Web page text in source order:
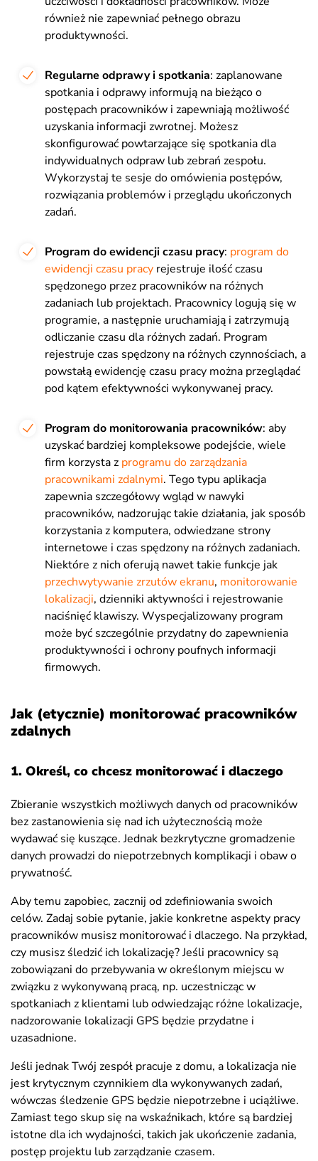
również nie zapewniać pełnego obrazu
produktywności.
Regularne odprawy i spotkania: zaplanowane
spotkania i odprawy informują na bieżąco o
postępach pracowników i zapewniają możliwość
uzyskania informacji zwrotnej. Możesz
skonfigurować powtarzające się spotkania dla
indywidualnych odpraw lub zebrań zespołu.
Wykorzystaj te sesje do omówienia postępów,
rozwiązania problemów i przeglądu ukończonych
zadań.
Program do ewidencji czasu pracy: program do
ewidencji czasu pracy rejestruje ilość czasu
spędzonego przez pracowników na różnych
zadaniach lub projektach. Pracownicy logują się w
programie, a następnie uruchamiają i zatrzymują
odliczanie czasu dla różnych zadań. Program
rejestruje czas spędzony na różnych czynnościach, a
powstałą ewidencję czasu pracy można przeglądać
pod kątem efektywności wykonywanej pracy.
Program do monitorowania pracowników: aby
uzyskać bardziej kompleksowe podejście, wiele
firm korzysta z programu do zarządzania
pracownikami zdalnymi. Tego typu aplikacja
zapewnia szczegółowy wgląd w nawyki
pracowników, nadzorując takie działania, jak sposób
korzystania z komputera, odwiedzane strony
internetowe i czas spędzony na różnych zadaniach.
Niektóre z nich oferują nawet takie funkcje jak
przechwytywanie zrzutów ekranu, monitorowanie
lokalizacji, dzienniki aktywności i rejestrowanie
naciśnięć klawiszy. Wyspecjalizowany program
może być szczególnie przydatny do zapewnienia
produktywności i ochrony poufnych informacji
firmowych.
Jak (etycznie) monitorować pracowników
zdalnych
1. Określ, co chcesz monitorować i dlaczego
Zbieranie wszystkich możliwych danych od pracowników
bez zastanowienia się nad ich użytecznością może
wydawać się kuszące. Jednak bezkrytyczne gromadzenie
danych prowadzi do niepotrzebnych komplikacji i obaw o
prywatność.
Aby temu zapobiec, zacznij od zdefiniowania swoich
celów. Zadaj sobie pytanie, jakie konkretne aspekty pracy
pracowników musisz monitorować i dlaczego. Na przykład,
czy musisz śledzić ich lokalizację? Jeśli pracownicy są
zobowiązani do przebywania w określonym miejscu w
związku z wykonywaną pracą, np. uczestnicząc w
spotkaniach z klientami lub odwiedzając różne lokalizacje,
nadzorowanie lokalizacji GPS będzie przydatne i
uzasadnione.
Jeśli jednak Twój zespół pracuje z domu, a lokalizacja nie
jest krytycznym czynnikiem dla wykonywanych zadań,
wówczas śledzenie GPS będzie niepotrzebne i uciążliwe.
Zamiast tego skup się na wskaźnikach, które są bardziej
istotne dla ich wydajności, takich jak ukończenie zadania,
postęp projektu lub zarządzanie czasem.